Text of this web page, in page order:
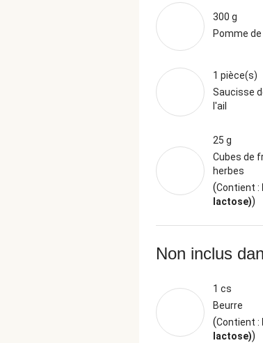
300 g
Pomme
1 pièce(s)
Saucisse
l'ail
25 g
Cubes de
herbes
(Contient :
lactose))
Non inclus
1 cs
Beurre
(Contient :
lactose))